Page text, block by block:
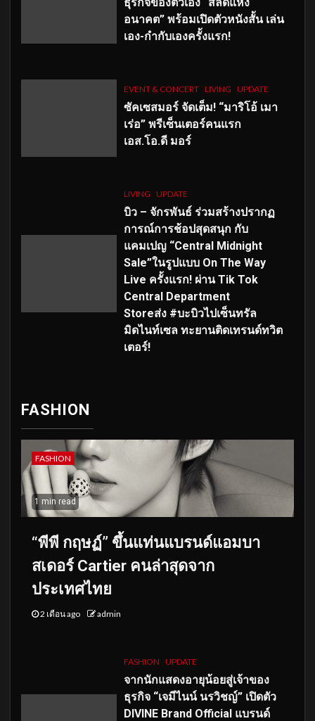
อนาคต” พร้อมเปิดตัวหนังสั้น เล่น
เอง-กำกับเองครั้งแรก!
EVENT & CONCERT LIVING UPDATE
ซัคเซสมอร์ จัดเต็ม! “มาริโอ้ เมา
เร่อ” พรีเซ็นเตอร์คนแรก
เอส.โอ.ดี มอร์
LIVING UPDATE
บิว – จักรพันธ์ ร่วมสร้างปรากฏ
การณ์การช้อปสุดสนุก กับ
แคมเปญ “Central Midnight
Sale”ในรูปแบบ On The Way
Live ครั้งแรก! ผ่าน Tik Tok
Central Department
Storeส่ง #บะบิวไปเซ็นทรัล
มิดไนท์เซล ทะยานติดเทรนด์ทวิต
เตอร์!
FASHION
FASHION
1 min read
“พีพี กฤษฏ์” ขึ้นแท่นแบรนด์แอมบา
สเดอร์ Cartier คนล่าสุดจาก
ประเทศไทย
2 เดือน ago admin
FASHION UPDATE
จากนักแสดงอายุน้อยสู่เจ้าของ
ธุรกิจ “เจมีไนน์ นรวิชญ์” เปิดตัว
DIVINE Brand Official แบรนด์